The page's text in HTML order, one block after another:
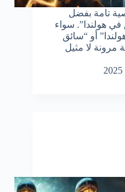
تامة بفضل
هولندا”. سواء
أو “سائق
مرونة لا مثيل